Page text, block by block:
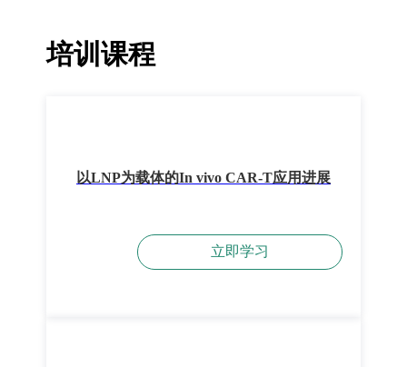
培训课程
以LNP为载体的In vivo CAR-T应用进展
立即学习